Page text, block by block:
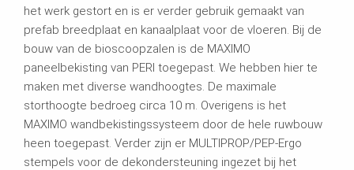
het werk gestort en is er verder gebruik gemaakt van
prefab breedplaat en kanaalplaat voor de vloeren. Bij de
bouw van de bioscoopzalen is de MAXIMO
paneelbekisting van PERI toegepast. We hebben hier te
maken met diverse wandhoogtes. De maximale
storthoogte bedroeg circa 10 m. Overigens is het
MAXIMO wandbekistingssysteem door de hele ruwbouw
heen toegepast. Verder zijn er MULTIPROP/PEP-Ergo
stempels voor de dekondersteuning ingezet bij het